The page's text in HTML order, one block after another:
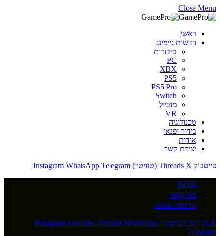
Close Menu
ראשי
חדשות גיימינג
ביקורות
PC
XBX
PS5
PS5 Pro
Switch
מובייל
VR
טכנולוגיה
בידור ופנאי
אודות
יצירת קשר
פייסבוק
Threads X (טוויטר) Instagram WhatsApp Telegram
אודות
צור קשר
פרסמו אצלנו
X (טוויטר) פייסבוק InstagramYouTube Threads WhatsApp
Telegram